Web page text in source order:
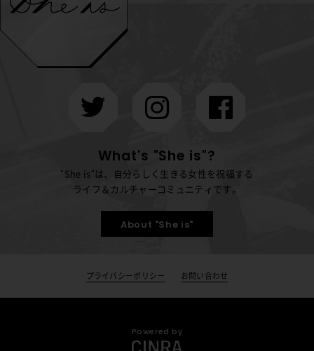
What's "She is"?
"She is"は、自分らしく生きる女性を祝福する
ライフ＆カルチャーコミュニティです。
About "She is"
プライバシーポリシー お問い合わせ
Powered by